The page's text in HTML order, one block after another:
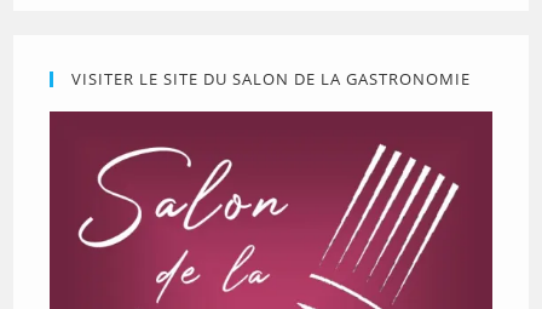
VISITER LE SITE DU SALON DE LA GASTRONOMIE